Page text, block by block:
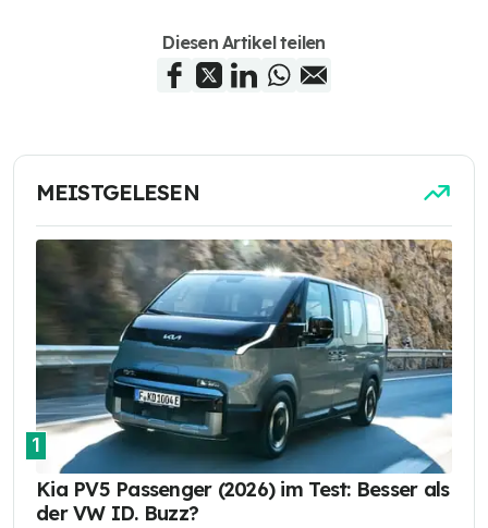
Diesen Artikel teilen
MEISTGELESEN
1
Kia PV5 Passenger (2026) im Test: Besser als
der VW ID. Buzz?